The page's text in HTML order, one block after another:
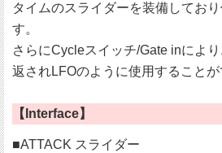
タイムのスライダーを装備してお
す。
さらにCycleスイッチ/Gate inによ
返されLFOのように使用することが
【Interface】
■ATTACK スライダー